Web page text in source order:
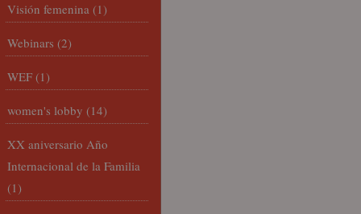
Visión femenina (1)
Webinars (2)
WEF (1)
women's lobby (14)
XX aniversario Año
Internacional de la Familia
(1)